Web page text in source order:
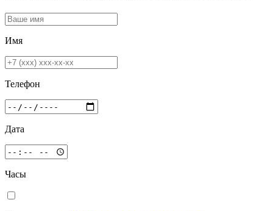
Имя
Телефон
Дата
Часы